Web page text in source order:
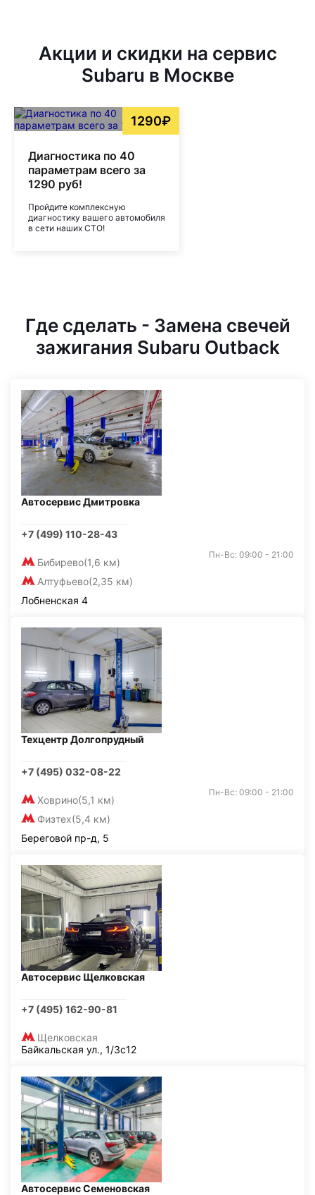
Акции и скидки на сервис
Subaru в Москве
1290₽
Диагностика по 40
параметрам всего за
1290 руб!
Пройдите комплексную
диагностику вашего автомобиля
в сети наших СТО!
Где сделать - Замена свечей
зажигания Subaru Outback
Автосервис Дмитровка
+7 (499) 110-28-43
Бибирево(1,6 км)
Алтуфьево(2,35 км)
Пн-Вс: 09:00 - 21:00
Лобненская 4
Техцентр Долгопрудный
+7 (495) 032-08-22
Ховрино(5,1 км)
Физтех(5,4 км)
Пн-Вс: 09:00 - 21:00
Береговой пр-д, 5
Автосервис Щелковская
+7 (495) 162-90-81
Щелковская
Байкальская ул., 1/3с12
Автосервис Семеновская